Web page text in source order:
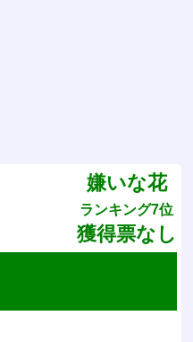
嫌いな花
ランキング7位
獲得票なし